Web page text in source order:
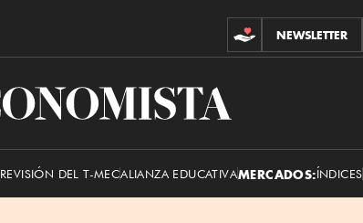
CONTRIBUCIONES
NEWSLETTER
El
REVISIÓN DEL T-MECALIANZA EDUCATIVAMERCADOS:ÍNDICES